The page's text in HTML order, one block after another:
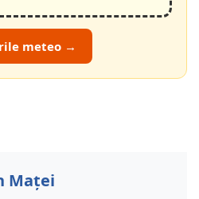
meteo →
Maței